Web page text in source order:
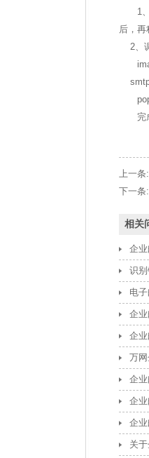
1、
后，再
2、
imap
smtp
pop3
完成
上一条:
下一条:
相关
企
识
电
企
企
万
企
企
企业
关